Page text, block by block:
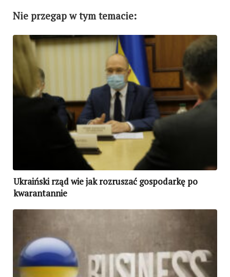
Nie przegap w tym temacie:
Ukraiński rząd wie jak rozruszać gospodarkę po
kwarantannie